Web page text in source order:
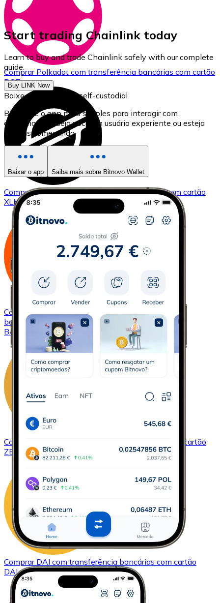
Comprar Polkadot com transferência bancárias com cartão
DOT
ComprarStellarcom transferência bancáriascom cartão
XLM
ComprarBasic Attention Tokencom transferência
bancárias
com cartão
BAT
Comprar
com cartão
ZEC
Comprar DAI com transferência bancárias com cartão
DAI
Start trading Chainlink today
Learn to buy and trade Chainlink safely with our complete
guide.
Buy LINK Now
Baixe nossa carteira self-custodial
Bitnovo é o app mais simples para interagir com
criptomoedas, seja você um usuário experiente ou esteja
apenas começando.
Baixar o app Saiba mais sobre Bitnovo Wallet